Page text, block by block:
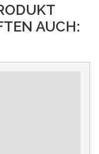
AUCH: